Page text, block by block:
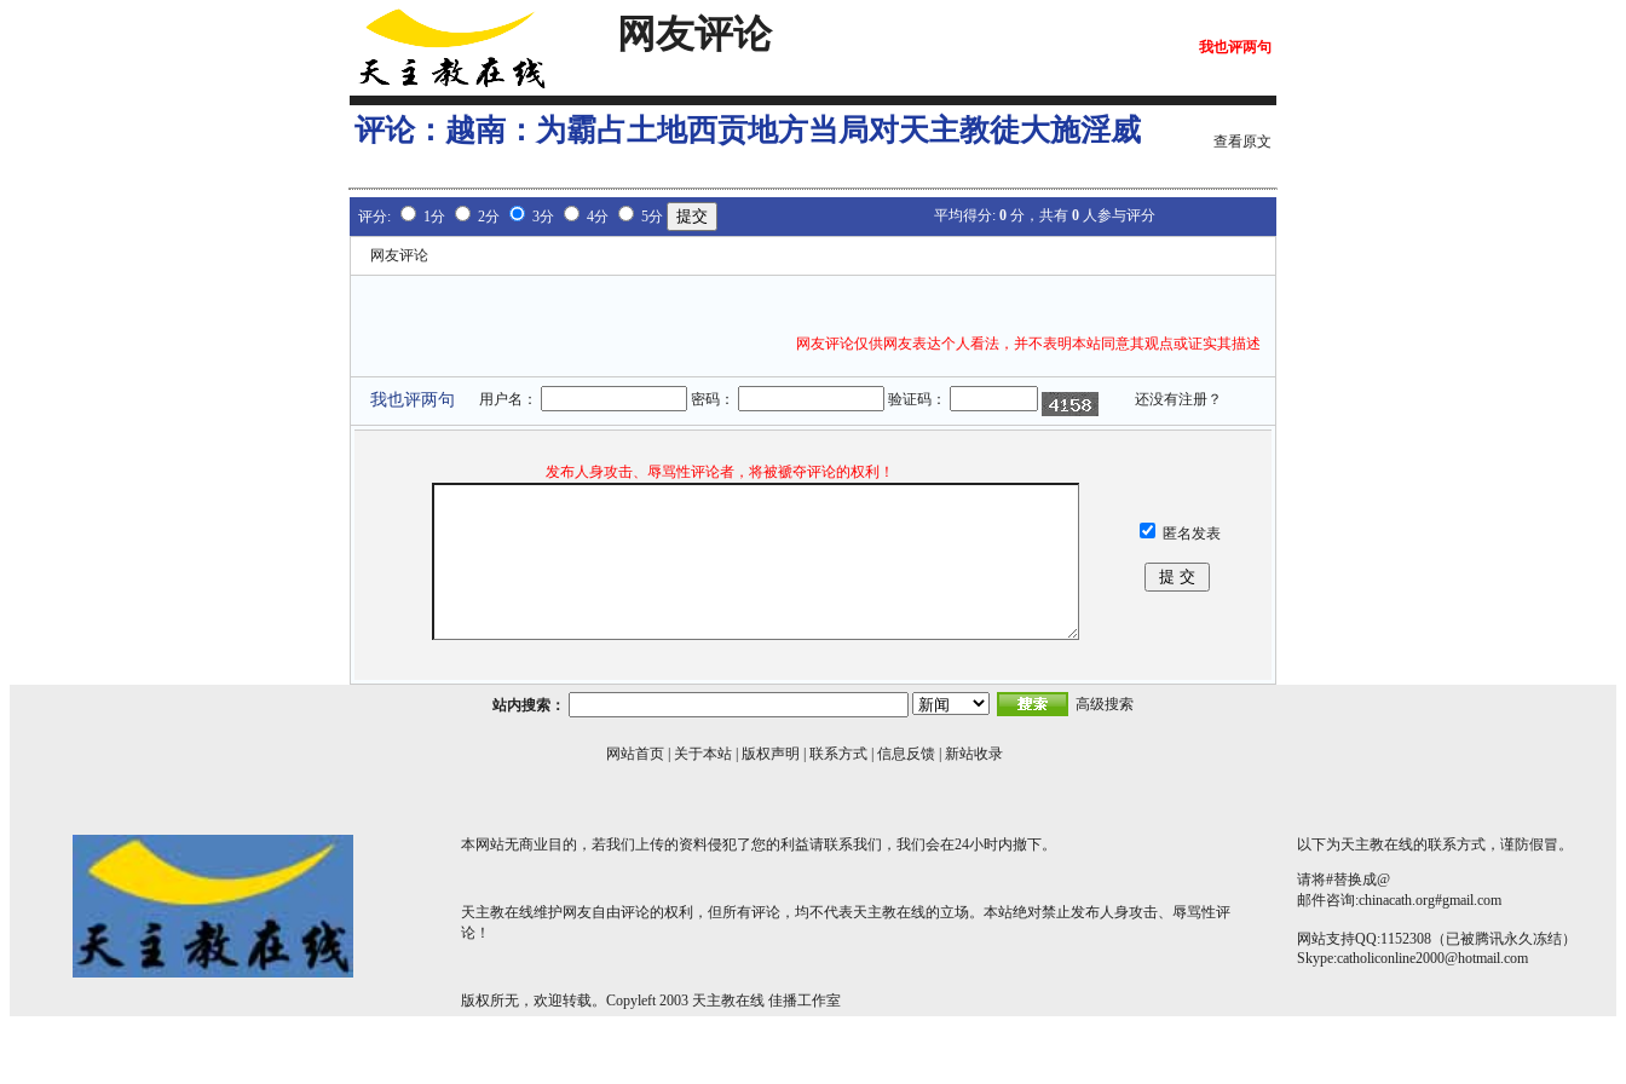
网友评论 我也评两句
评论： 越南：为霸占土地西贡地方当局对天主教徒大施淫威 查看原文
评分: 1分 2分 3分 4分 5分 平均得分: 0 分，共有 0 人参与评分
网友评论
网友评论仅供网友表达个人看法，并不表明本站同意其观点或证实其描述
我也评两句 用户名： 密码： 验证码： 还没有注册？
发布人身攻击、辱骂性评论者，将被褫夺评论的权利！
匿名发表
站内搜索： 高级搜索
网站首页 关于本站 版权声明 联系方式 信息反馈 新站收录
本网站无商业目的，若我们上传的资料侵犯了您的利益请联系我们，我们会在24小时内撤下。
天主教在线维护网友自由评论的权利，但所有评论，均不代表天主教在线的立场。本站绝对禁止发布人身攻击、辱骂性评
论！
版权所无，欢迎转载。Copyleft 2003 天主教在线 佳播工作室
以下为天主教在线的联系方式，谨防假冒。
请将#替换成@
邮件咨询:chinacath.org#gmail.com
网站支持QQ:1152308（已被腾讯永久冻结）
Skype:catholiconline2000@hotmail.com